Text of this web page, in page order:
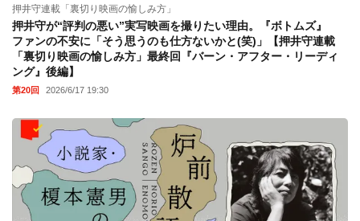
押井守連載「裏切り映画の愉しみ方」
押井守が“評判の悪い”実写映画を撮りたい理由。『ボトムズ』
ファンの不安に「そう思うのも仕方ないかと(笑)」【押井守連載
「裏切り映画の愉しみ方」最終回『バーン・アフター・リーディ
ング』後編】
第20回 2026/6/17 19:30